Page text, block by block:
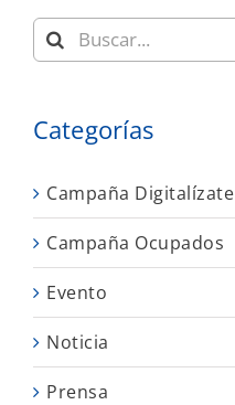
Buscar:
Categorías
Campaña Digitalízate
Campaña Ocupados
Evento
Noticia
Prensa